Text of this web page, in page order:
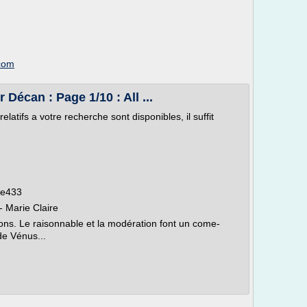
Décan : Page 1/10 : All ...
a votre recherche sont disponibles, il suffit
Marie Claire
Le raisonnable et la modération font un come-
Vénus...